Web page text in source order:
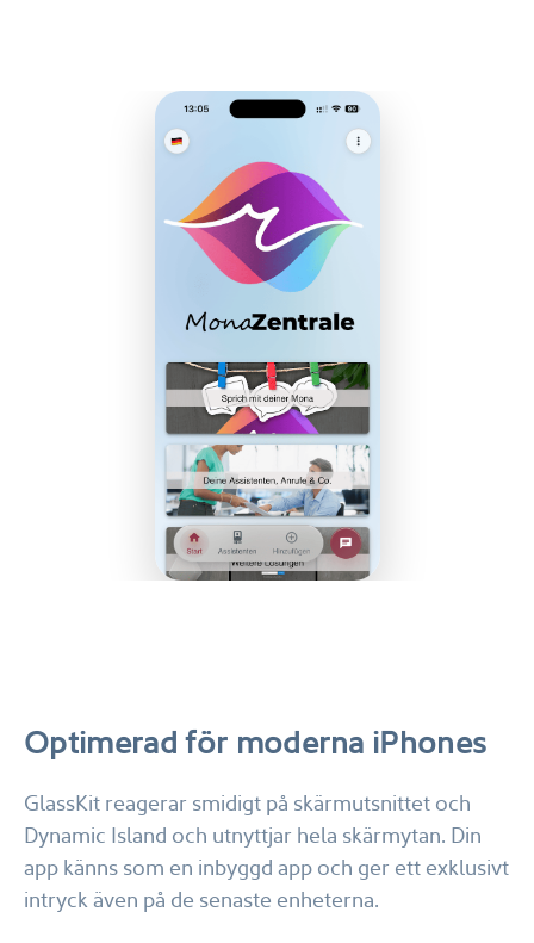
Optimerad för moderna iPhones
GlassKit reagerar smidigt på skärmutsnittet och
Dynamic Island och utnyttjar hela skärmytan. Din
app känns som en inbyggd app och ger ett exklusivt
intryck även på de senaste enheterna.